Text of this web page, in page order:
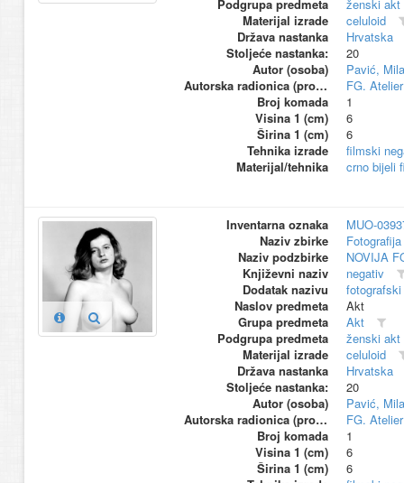
Podgrupa predmeta
ženski akt
Materijal izrade
celuloid
Država nastanka
Hrvatska
Stoljeće nastanka:
20
Autor (osoba)
Pavić,
Autorska radionica (proizvođač)
FG.
Broj komada
1
Visina 1 (cm)
6
Širina 1 (cm)
6
Tehnika izrade
filmski
Materijal/tehnika
crno bijeli
Inventarna oznaka
MUO-
Naziv zbirke
Naziv podzbirke
NOVIJA
Književni naziv
negativ
Dodatak nazivu
Naslov predmeta
Akt
Grupa predmeta
Akt
Podgrupa predmeta
ženski akt
Materijal izrade
celuloid
Država nastanka
Hrvatska
Stoljeće nastanka:
20
Autor (osoba)
Pavić,
Autorska radionica (proizvođač)
FG.
Broj komada
1
Visina 1 (cm)
6
Širina 1 (cm)
6